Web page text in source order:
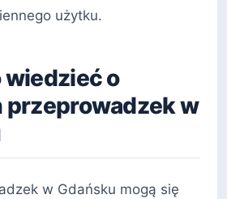
użytku.
wiedzieć o
przeprowadzek w
w Gdańsku mogą się